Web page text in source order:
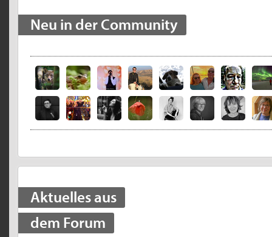
Neu in der Community
Aktuelles aus
dem Forum